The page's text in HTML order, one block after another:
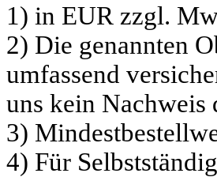
1) in EUR zzgl.
2) Die genannten
umfassend
uns kein Nachweis
3)
4) Für